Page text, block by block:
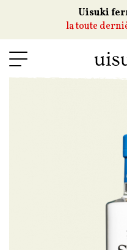
Uisuki
la toute